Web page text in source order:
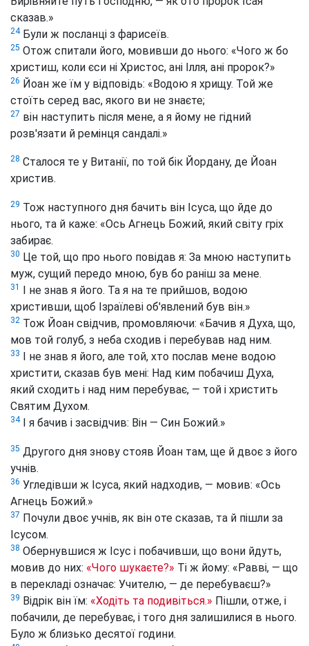
сказав.»
24Були ж посланці з фарисеїв.
25 Отож спитали його, мовивши до нього: «Чого ж бо
христиш, коли єси ні Христос, ані Ілля, ані пророк?»
26 Йоан же їм у відповідь: «Водою я хрищу. Той же
стоїть серед вас, якого ви не знаєте;
27 він наступить після мене, а я йому не гідний
розв'язати й ремінця сандалі.»
28 Сталося те у Витанії, по той бік Йордану, де Йоан
христив.
29 Тож наступного дня бачить він Ісуса, що йде до
нього, та й каже: «Ось Агнець Божий, який світу гріх
забирає.
30 Це той, що про нього повідав я: За мною наступить
муж, сущий передо мною, був бо раніш за мене.
31 І не знав я його. Та я на те прийшов, водою
христивши, щоб Ізраїлеві об'явлений був він.»
32 Тож Йоан свідчив, промовляючи: «Бачив я Духа, що,
мов той голуб, з неба сходив і перебував над ним.
33 І не знав я його, але той, хто послав мене водою
христити, сказав був мені: Над ким побачиш Духа,
який сходить і над ним перебуває, — той і христить
Святим Духом.
34І я бачив і засвідчив: Він — Син Божий.»
35 Другого дня знову стояв Йоан там, ще й двоє з його
учнів.
36 Угледівши ж Ісуса, який надходив, — мовив: «Ось
Агнець Божий.»
37 Почули двоє учнів, як він оте сказав, та й пішли за
Ісусом.
38 Обернувшися ж Ісус і побачивши, що вони йдуть,
мовив до них: «Чого шукаєте?» Ті ж йому: «Равві, — що
в перекладі означає: Учителю, — де перебуваєш?»
39 Відрік він їм: «Ходіть та подивіться.» Пішли, отже, і
побачили, де перебуває, і того дня залишилися в нього.
Було ж близько десятої години.